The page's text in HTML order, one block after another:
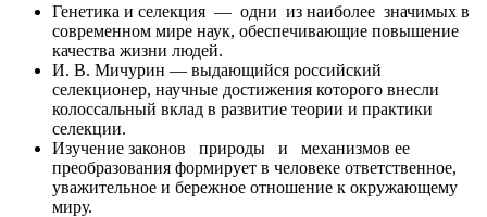
Генетика и селекция — одни из наиболее значимых в
современном мире наук, обеспечивающие повышение
качества жизни людей.
И. В. Мичурин — выдающийся российский
селекционер, научные достижения которого внесли
колоссальный вклад в развитие теории и практики
селекции.
Изучение законов природы и механизмов ее
преобразования формирует в человеке ответственное,
уважительное и бережное отношение к окружающему
миру.